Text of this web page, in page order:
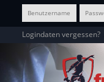
Logindaten vergessen?